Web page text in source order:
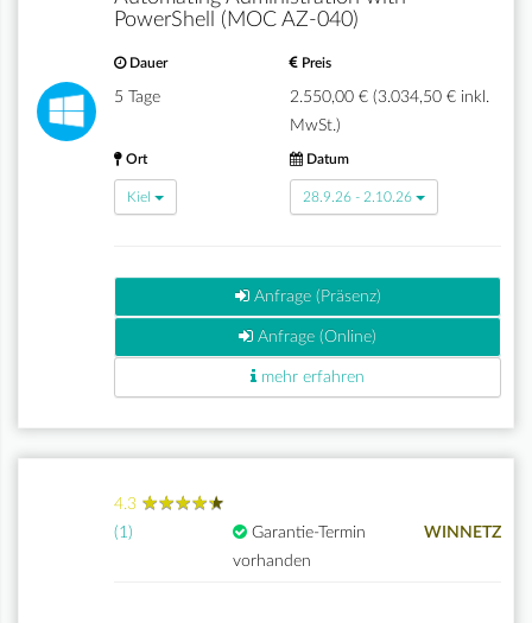
PowerShell (MOC AZ-040)
Dauer
5 Tage
Preis
2.550,00 € (3.034,50 € inkl.
MwSt.)
Ort
Kiel
Datum
28.9.26 - 2.10.26
Anfrage (Präsenz)
Anfrage (Online)
mehr erfahren
4.3 ★★★★★
★★★★★
(1)
Garantie-Termin
vorhanden
WINNETZ